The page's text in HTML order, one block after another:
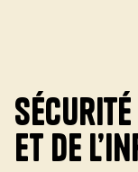
et de